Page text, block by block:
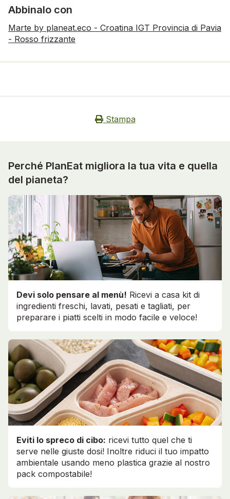
Abbinalo con
Marte by planeat.eco - Croatina IGT Provincia di Pavia
- Rosso frizzante
Stampa
Perché PlanEat migliora la tua vita e quella
del pianeta?
Devi solo pensare al menù! Ricevi a casa kit di
ingredienti freschi, lavati, pesati e tagliati, per
preparare i piatti scelti in modo facile e veloce!
Eviti lo spreco di cibo: ricevi tutto quel che ti
serve nelle giuste dosi! Inoltre riduci il tuo impatto
ambientale usando meno plastica grazie al nostro
pack compostabile!